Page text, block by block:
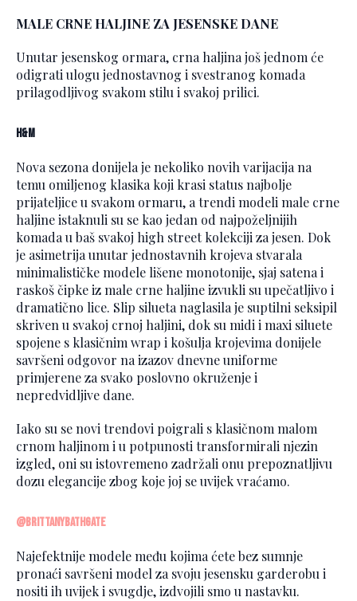
MALE CRNE HALJINE ZA JESENSKE DANE
Unutar jesenskog ormara, crna haljina još jednom će
odigrati ulogu jednostavnog i svestranog komada
prilagodljivog svakom stilu i svakoj prilici.
H&M
Nova sezona donijela je nekoliko novih varijacija na
temu omiljenog klasika koji krasi status najbolje
prijateljice u svakom ormaru, a trendi modeli male crne
haljine istaknuli su se kao jedan od najpoželjnijih
komada u baš svakoj high street kolekciji za jesen. Dok
je asimetrija unutar jednostavnih krojeva stvarala
minimalističke modele lišene monotonije, sjaj satena i
raskoš čipke iz male crne haljine izvukli su upečatljivo i
dramatično lice. Slip silueta naglasila je suptilni seksipil
skriven u svakoj crnoj haljini, dok su midi i maxi siluete
spojene s klasičnim wrap i košulja krojevima donijele
savršeni odgovor na izazov dnevne uniforme
primjerene za svako poslovno okruženje i
nepredvidljive dane.
Iako su se novi trendovi poigrali s klasičnom malom
crnom haljinom i u potpunosti transformirali njezin
izgled, oni su istovremeno zadržali onu prepoznatljivu
dozu elegancije zbog koje joj se uvijek vraćamo.
@brittanybathgate
Najefektnije modele među kojima ćete bez sumnje
pronaći savršeni model za svoju jesensku garderobu i
nositi ih uvijek i svugdje, izdvojili smo u nastavku.